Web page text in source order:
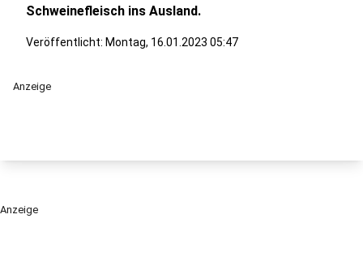
Schweinefleisch ins Ausland.
Veröffentlicht: Montag, 16.01.2023 05:47
Anzeige
Anzeige